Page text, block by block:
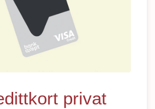
privat